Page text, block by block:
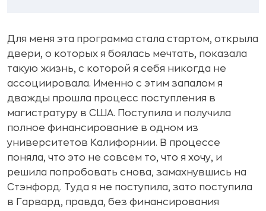
Для меня эта программа стала стартом, открыла
двери, о которых я боялась мечтать, показала
такую жизнь, с которой я себя никогда не
ассоциировала. Именно с этим запалом я
дважды прошла процесс поступления в
магистратуру в США. Поступила и получила
полное финансирование в одном из
университетов Калифорнии. В процессе
поняла, что это не совсем то, что я хочу, и
решила попробовать снова, замахнувшись на
Стэнфорд. Туда я не поступила, зато поступила
в Гарвард, правда, без финансирования